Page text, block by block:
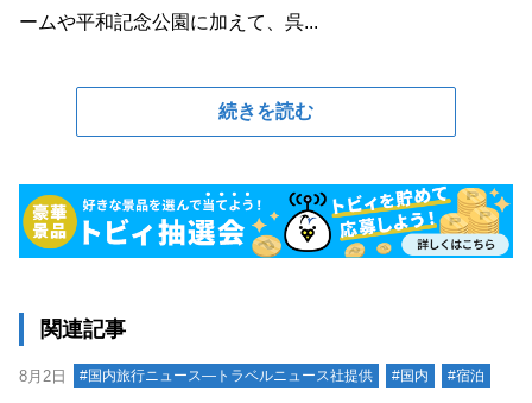
ームや平和記念公園に加えて、呉...
続きを読む
関連記事
8月2日 #国内旅行ニュース―トラベルニュース社提供 #国内 #宿泊